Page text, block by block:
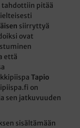
tahdottiin pitää
siirryttyä
ovat
että
Tapio
on
sen jatkuvuuden
sisältämään